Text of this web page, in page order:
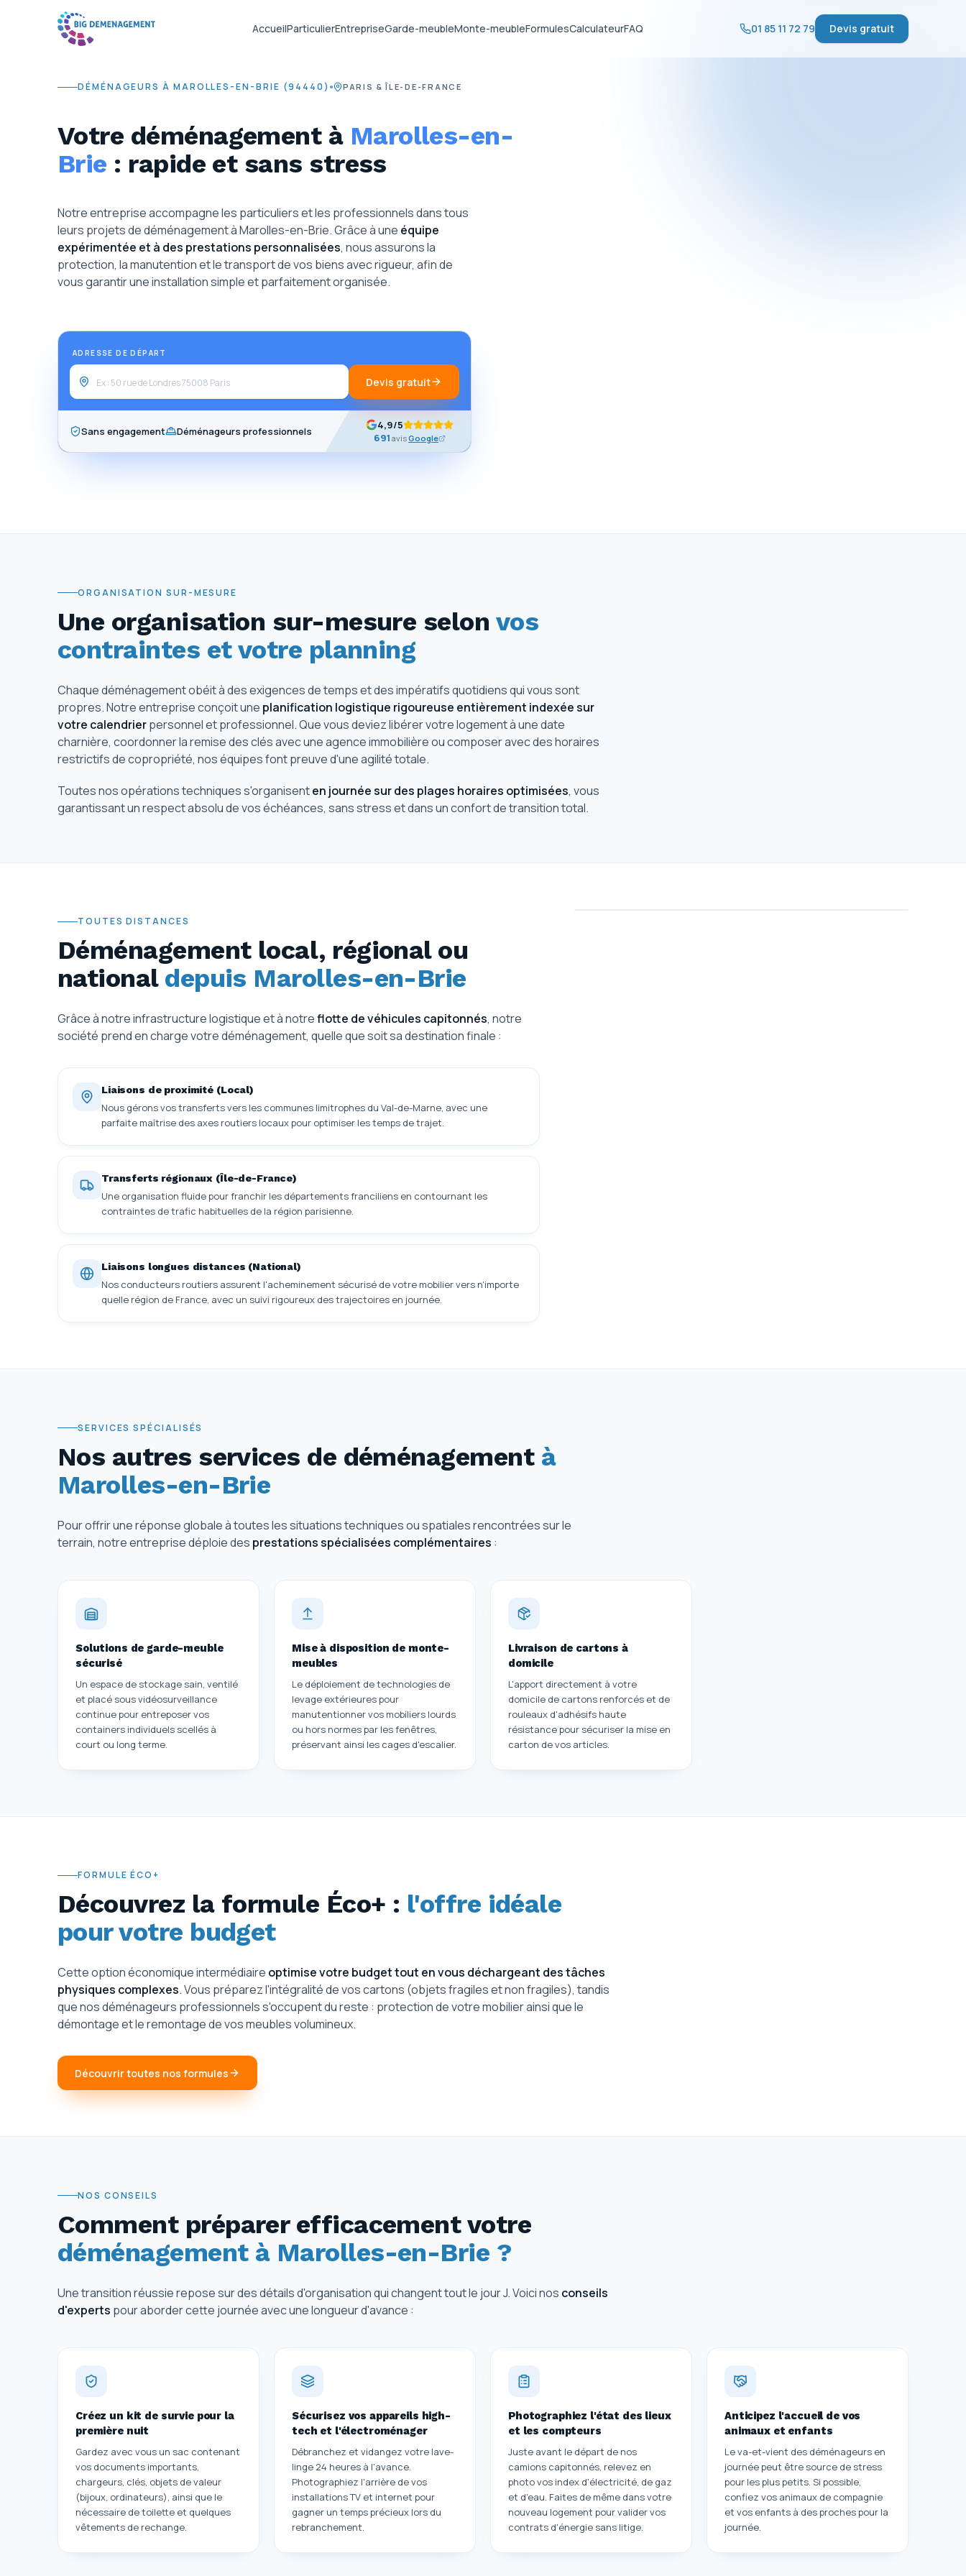
AccueilParticulierEntrepriseGarde-meubleMonte-meubleFormulesCalculateurFAQ 01 85 11 72 79 Devis gratuit
DÉMÉNAGEURS À MAROLLES-EN-BRIE (94440) PARIS & ÎLE-DE-FRANCE
Votre déménagement à Marolles-en-
Brie : rapide et sans stress
Notre entreprise accompagne les particuliers et les professionnels dans tous
leurs projets de déménagement à Marolles-en-Brie. Grâce à une équipe
expérimentée et à des prestations personnalisées, nous assurons la
protection, la manutention et le transport de vos biens avec rigueur, afin de
vous garantir une installation simple et parfaitement organisée.
ADRESSE DE DÉPART
Devis gratuit
Sans engagement Déménageurs professionnels 4,9/5
691 avisGoogle
ORGANISATION SUR-MESURE
Une organisation sur-mesure selon vos
contraintes et votre planning
Chaque déménagement obéit à des exigences de temps et des impératifs quotidiens qui vous sont
propres. Notre entreprise conçoit une planification logistique rigoureuse entièrement indexée sur
votre calendrierpersonnel et professionnel. Que vous deviez libérer votre logement à une date
charnière, coordonner la remise des clés avec une agence immobilière ou composer avec des horaires
restrictifs de copropriété, nos équipes font preuve d'une agilité totale.
Toutes nos opérations techniques s'organisenten journée sur des plages horaires optimisées, vous
garantissant un respect absolu de vos échéances, sans stress et dans un confort de transition total.
TOUTES DISTANCES
Déménagement local, régional ou
national depuis Marolles-en-Brie
Grâce à notre infrastructure logistique et à notreflotte de véhicules capitonnés, notre
société prend en charge votre déménagement, quelle que soit sa destination finale :
Liaisons de proximité (Local)
Nous gérons vos transferts vers les communes limitrophes du Val-de-Marne, avec une
parfaite maîtrise des axes routiers locaux pour optimiser les temps de trajet.
Transferts régionaux (Île-de-France)
Une organisation fluide pour franchir les départements franciliens en contournant les
contraintes de trafic habituelles de la région parisienne.
Liaisons longues distances (National)
Nos conducteurs routiers assurent l'acheminement sécurisé de votre mobilier vers n'importe
quelle région de France, avec un suivi rigoureux des trajectoires en journée.
SERVICES SPÉCIALISÉS
Nos autres services de déménagement à
Marolles-en-Brie
Pour offrir une réponse globale à toutes les situations techniques ou spatiales rencontrées sur le
terrain, notre entreprise déploie des prestations spécialisées complémentaires :
Solutions de garde-meuble
sécurisé
Un espace de stockage sain, ventilé
et placé sous vidéosurveillance
continue pour entreposer vos
containers individuels scellés à
court ou long terme.
Mise à disposition de monte-
meubles
Le déploiement de technologies de
levage extérieures pour
manutentionner vos mobiliers lourds
ou hors normes par les fenêtres,
préservant ainsi les cages d'escalier.
Livraison de cartons à
domicile
L'apport directement à votre
domicile de cartons renforcés et de
rouleaux d'adhésifs haute
résistance pour sécuriser la mise en
carton de vos articles.
FORMULE ÉCO+
Découvrez la formule Éco+ : l'offre idéale
pour votre budget
Cette option économique intermédiaire optimise votre budget tout en vous déchargeant des tâches
physiques complexes. Vous préparez l'intégralité de vos cartons (objets fragiles et non fragiles), tandis
que nos déménageurs professionnels s'occupent du reste : protection de votre mobilier ainsi que le
démontage et le remontage de vos meubles volumineux.
Découvrir toutes nos formules
NOS CONSEILS
Comment préparer efficacement votre
déménagement à Marolles-en-Brie ?
Une transition réussie repose sur des détails d'organisation qui changent tout le jour J. Voici nos conseils
d'experts pour aborder cette journée avec une longueur d'avance :
Créez un kit de survie pour la
première nuit
Gardez avec vous un sac contenant
vos documents importants,
chargeurs, clés, objets de valeur
(bijoux, ordinateurs), ainsi que le
nécessaire de toilette et quelques
vêtements de rechange.
Sécurisez vos appareils high-
tech et l'électroménager
Débranchez et vidangez votre lave-
linge 24 heures à l'avance.
Photographiez l'arrière de vos
installations TV et internet pour
gagner un temps précieux lors du
rebranchement.
Photographiez l'état des lieux
et les compteurs
Juste avant le départ de nos
camions capitonnés, relevez en
photo vos index d'électricité, de gaz
et d'eau. Faites de même dans votre
nouveau logement pour valider vos
contrats d'énergie sans litige.
Anticipez l'accueil de vos
animaux et enfants
Le va-et-vient des déménageurs en
journée peut être source de stress
pour les plus petits. Si possible,
confiez vos animaux de compagnie
et vos enfants à des proches pour la
journée.